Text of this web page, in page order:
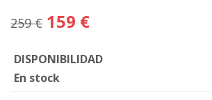
259 € 159 €
DISPONIBILIDAD
En stock